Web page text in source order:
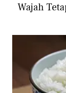
Wajah